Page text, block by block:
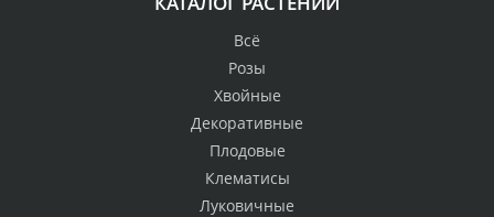
Всё
Розы
Хвойные
Декоративные
Плодовые
Клематисы
Луковичные